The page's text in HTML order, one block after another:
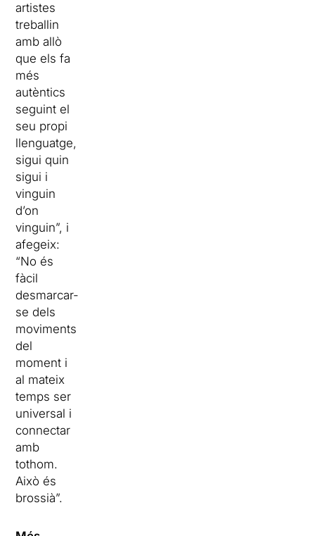
artistes
treballin
amb allò
que els fa
més
autèntics
seguint el
seu propi
llenguatge,
sigui quin
sigui i
vinguin
d’on
vinguin”, i
afegeix:
“No és
fàcil
desmarcar-
se dels
moviments
del
moment i
al mateix
temps ser
universal i
connectar
amb
tothom.
Això és
brossià”.